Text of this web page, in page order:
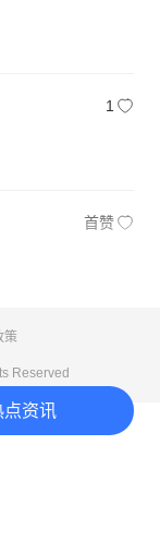
资讯
1
首赞
策
Reserved